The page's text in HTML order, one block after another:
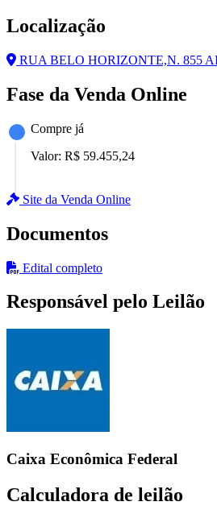
Localização
RUA BELO HORIZONTE,N. 855
Fase da Venda Online
Compre já
Valor: R$ 59.455,24
Site da Venda Online
Documentos
Edital completo
Responsável pelo Leilão
Caixa Econômica Federal
Calculadora de leilão